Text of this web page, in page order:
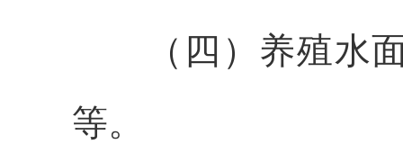
（四） 养殖水
等。